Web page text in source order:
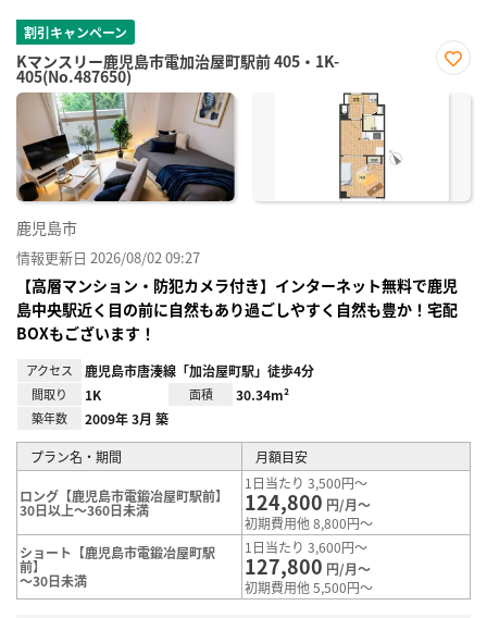
割引キャンペーン
Kマンスリー鹿児島市電加治屋町駅前 405・1K-
405(No.487650)
に入
鹿児島市
情報更新日 2026/08/02 09:27
【高層マンション・防犯カメラ付き】インターネット無料で鹿児
島中央駅近く目の前に自然もあり過ごしやすく自然も豊か！宅配
BOXもございます！
アクセス 鹿児島市唐湊線「加治屋町駅」徒歩4分
間取り 1K 面積 30.34m²
築年数 2009年 3月 築
プラン名・期間 月額目安
ロング【鹿児島市電鍛冶屋町駅前】
30日以上～360日未満
1日当たり 3,500円～
124,800 円/月～
初期費用他 8,800円～
ショート【鹿児島市電鍛冶屋町駅
前】
～30日未満
1日当たり 3,600円～
127,800 円/月～
初期費用他 5,500円～